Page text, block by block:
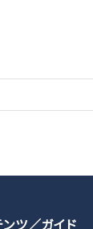
ツ／ガイド